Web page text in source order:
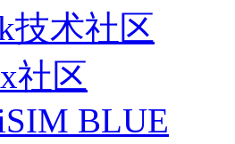
技术社区
社区
BLUE